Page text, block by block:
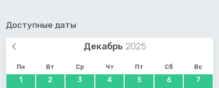
Доступные даты
Декабрь
Пн Вт Ср Чт Пт Сб Вс
1 2 3 4 5 6 7